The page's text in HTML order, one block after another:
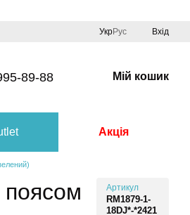
УкрРус Вхід
89-88 Мій кошик
Акція
поясом
Артикул
RM1879-1-
18DJ*-*2421